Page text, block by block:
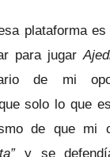
plataforma
para jugar
de mi
solo lo que
de que mi
y se